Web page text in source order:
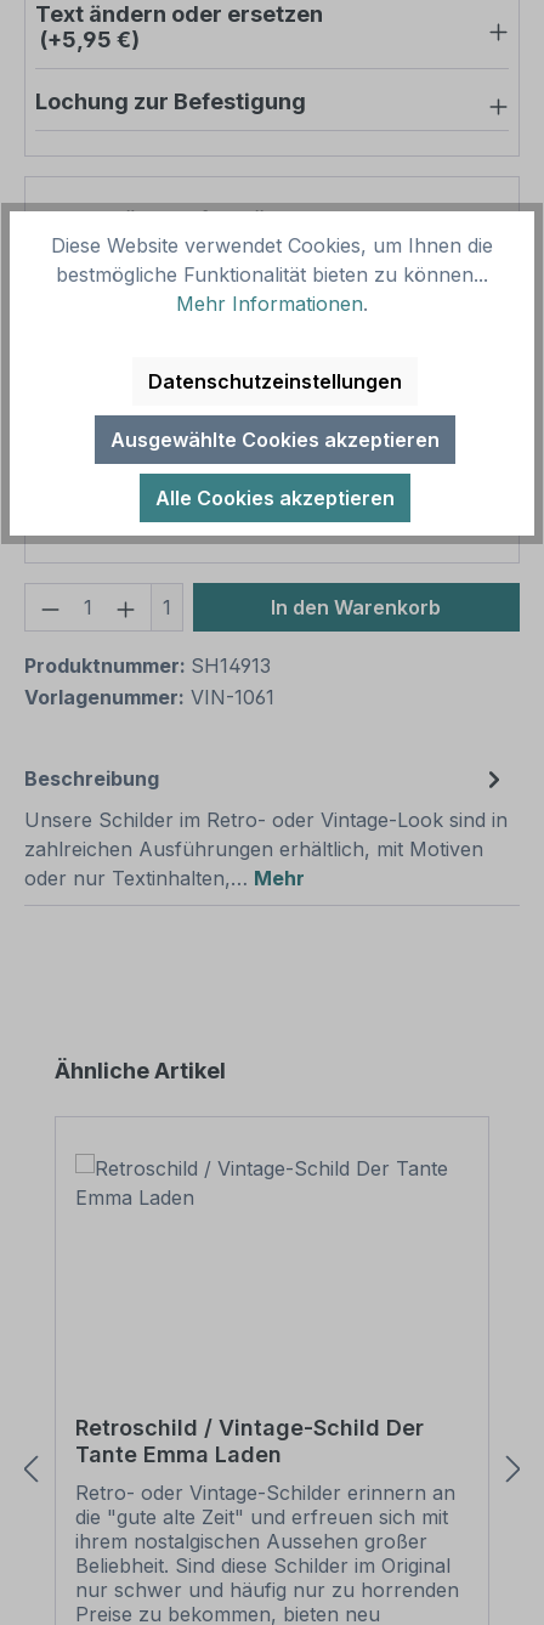
Text ändern oder ersetzen
(+5,95 €)
Lochung zur Befestigung
Pro-Stück-Aufschläge
Produktpreis
8,57 €
Zwischensumme
Zusammenfassung
Gesamtpreis
8,57 €
Preise inkl. MwSt. zzgl. Versandkosten
Aufgrund von Neuberechnungen im Warenkorb sind
abweichende Endpreise möglich.
Produkt Anzahl: Gib den
1 In den Warenkorb
Produktnummer: SH14913
Vorlagenummer: VIN-1061
Beschreibung
Unsere Schilder im Retro- oder Vintage-Look sind in
zahlreichen Ausführungen erhältlich, mit Motiven
oder nur Textinhalten,… Mehr
Produktgalerie überspringen
Ähnliche Artikel
Retroschild / Vintage-Schild Der
Tante Emma Laden
Retro- oder Vintage-Schilder erinnern an
die "gute alte Zeit" und erfreuen sich mit
ihrem nostalgischen Aussehen großer
Beliebheit. Sind diese Schilder im Original
nur schwer und häufig nur zu horrenden
Preise zu bekommen, bieten neu
Diese Website verwendet Cookies, um Ihnen die
bestmögliche Funktionalität bieten zu können...
Mehr Informationen.
Datenschutzeinstellungen
Ausgewählte Cookies akzeptieren
Alle Cookies akzeptieren